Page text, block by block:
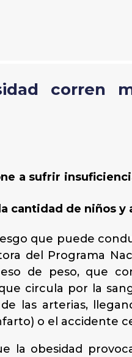
corren
a sufrir
cantidad de niños
que puede
del Programa
de peso, que
circula por la
las arterias,
o el accidente
la obesidad